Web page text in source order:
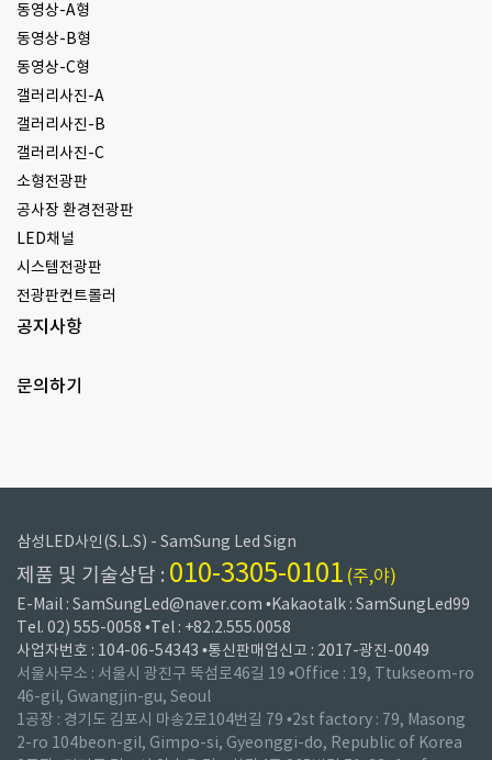
동영상-A형
동영상-B형
동영상-C형
갤러리사진-A
갤러리사진-B
갤러리사진-C
소형전광판
공사장 환경전광판
LED채널
시스템전광판
전광판컨트롤러
공지사항
문의하기
삼성LED사인(S.L.S) - SamSung Led Sign
제품 및 기술상담 : 010-3305-0101 (주,야)
E-Mail : SamSungLed@naver.com •Kakaotalk : SamSungLed99
Tel. 02) 555-0058 •Tel : +82.2.555.0058
사업자번호 : 104-06-54343 •통신판매업신고 : 2017-광진-0049
서울사무소 : 서울시 광진구 뚝섬로46길 19 •Office : 19, Ttukseom-ro
46-gil, Gwangjin-gu, Seoul
1공장 : 경기도 김포시 마송2로104번길 79 •2st factory : 79, Masong
2-ro 104beon-gil, Gimpo-si, Gyeonggi-do, Republic of Korea